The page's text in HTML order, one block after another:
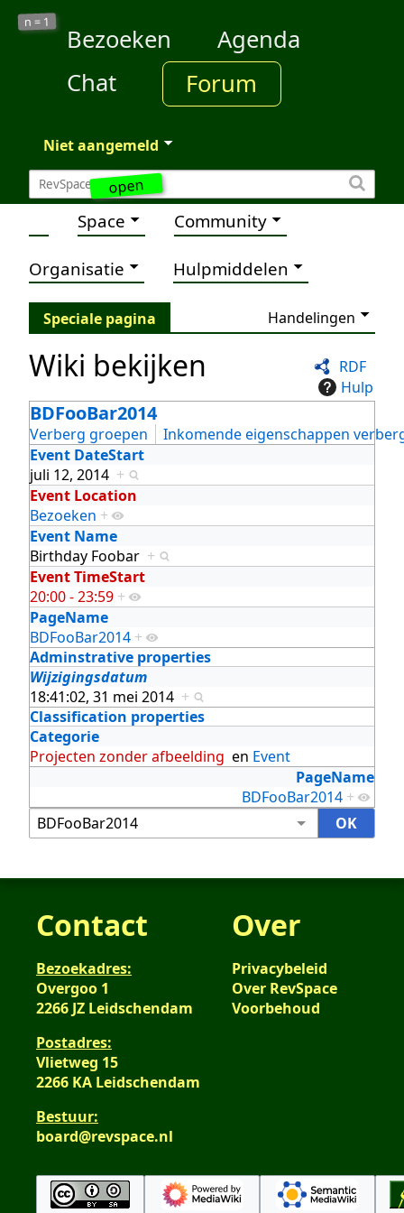
open
n = 1
Bezoeken
Agenda
Chat
Forum
Niet aangemeld
Space Community
Organisatie Hulpmiddelen
Speciale pagina Handelingen
RDF
Hulp
Wiki bekijken
BDFooBar2014
Verberg groepen
Inkomende eigenschappen
Event DateStart
juli 12, 2014 +
Event Location
Bezoeken +
Event Name
Birthday Foobar +
Event TimeStart
20:00 - 23:59 +
PageName
BDFooBar2014 +
Adminstrative properties
Wijzigingsdatum
18:41:02, 31 mei 2014 +
Classification properties
Categorie
Projecten zonder afbeelding en Event
PageName
BDFooBar2014 +
Contact
Bezoekadres:
Overgoo 1
2266 JZ Leidschendam
Postadres:
Vlietweg 15
2266 KA Leidschendam
Bestuur:
board@revspace.nl
Over
Privacybeleid
Over RevSpace
Voorbehoud